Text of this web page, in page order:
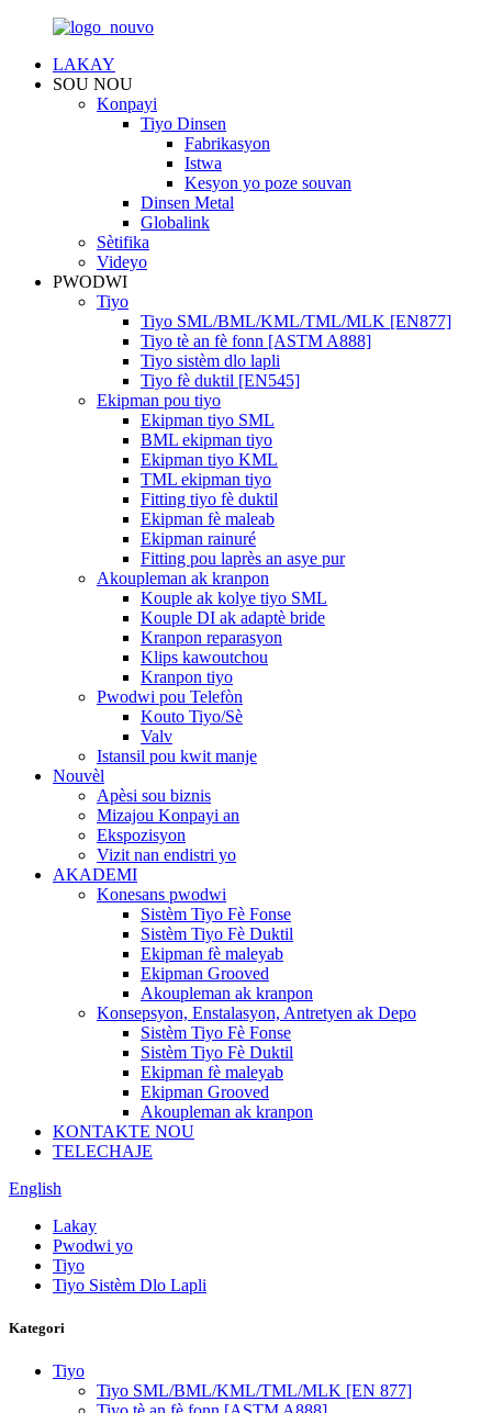
LAKAY
SOU NOU
Konpayi
Tiyo Dinsen
Fabrikasyon
Istwa
Kesyon yo poze souvan
Dinsen Metal
Globalink
Sètifika
Videyo
PWODWI
Tiyo
Tiyo SML/BML/KML/TML/MLK [EN877]
Tiyo tè an fè fonn [ASTM A888]
Tiyo sistèm dlo lapli
Tiyo fè duktil [EN545]
Ekipman pou tiyo
Ekipman tiyo SML
BML ekipman tiyo
Ekipman tiyo KML
TML ekipman tiyo
Fitting tiyo fè duktil
Ekipman fè maleab
Ekipman rainuré
Fitting pou laprès an asye pur
Akoupleman ak kranpon
Kouple ak kolye tiyo SML
Kouple DI ak adaptè bride
Kranpon reparasyon
Klips kawoutchou
Kranpon tiyo
Pwodwi pou Telefòn
Kouto Tiyo/Sè
Valv
Istansil pou kwit manje
Nouvèl
Apèsi sou biznis
Mizajou Konpayi an
Ekspozisyon
Vizit nan endistri yo
AKADEMI
Konesans pwodwi
Sistèm Tiyo Fè Fonse
Sistèm Tiyo Fè Duktil
Ekipman fè maleyab
Ekipman Grooved
Akoupleman ak kranpon
Konsepsyon, Enstalasyon, Antretyen ak Depo
Sistèm Tiyo Fè Fonse
Sistèm Tiyo Fè Duktil
Ekipman fè maleyab
Ekipman Grooved
Akoupleman ak kranpon
KONTAKTE NOU
TELECHAJE
English
Lakay
Pwodwi yo
Tiyo
Tiyo Sistèm Dlo Lapli
Kategori
Tiyo
Tiyo SML/BML/KML/TML/MLK [EN 877]